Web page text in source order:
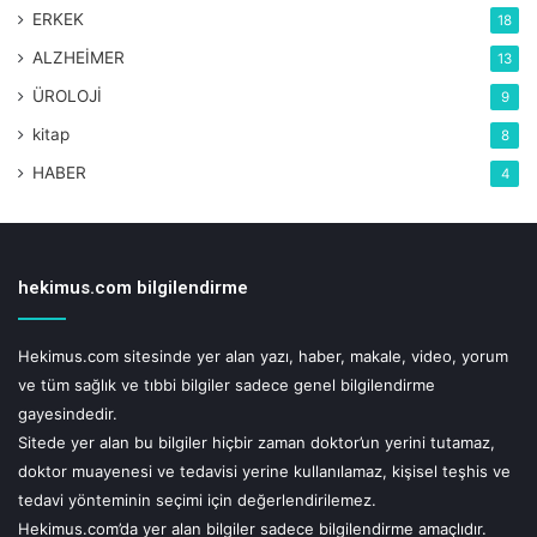
ile birlikte, yada akşam üzeri yine yoğurt ile birlikte
tüketmenizi öneriyorum.
ERİK:Tatlı ve ekşi erik seveni çok olan bir meyvedir.
Özellikle ekşi can erik sanki hiç şeker içermiyormuş gibi
bolca tüketilir. Eğer yine kilo problemi yaşıyorsanız
kilolardan kurtulana kadar çok tüketmemenizde yarar var.
ERKEK 18
ALZHEİMER 13
ÜROLOJİ 9
kitap 8
HABER 4
hekimus.com bilgilendirme
Hekimus.com sitesinde yer alan yazı, haber, makale, video, yorum
ve tüm sağlık ve tıbbi bilgiler sadece genel bilgilendirme
gayesindedir.
Sitede yer alan bu bilgiler hiçbir zaman doktor’un yerini tutamaz,
doktor muayenesi ve tedavisi yerine kullanılamaz, kişisel teşhis ve
tedavi yönteminin seçimi için değerlendirilemez.
Hekimus.com’da yer alan bilgiler sadece bilgilendirme amaçlıdır.